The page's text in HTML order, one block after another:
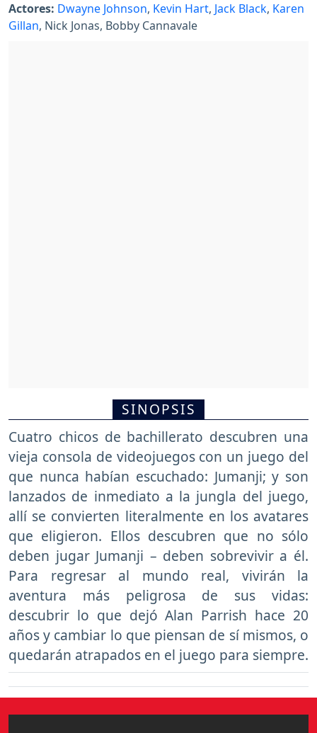
Actores: Dwayne Johnson, Kevin Hart, Jack Black, Karen
Gillan, Nick Jonas, Bobby Cannavale
SINOPSIS
Cuatro chicos de bachillerato descubren una
vieja consola de videojuegos con un juego del
que nunca habían escuchado: Jumanji; y son
lanzados de inmediato a la jungla del juego,
allí se convierten literalmente en los avatares
que eligieron. Ellos descubren que no sólo
deben jugar Jumanji – deben sobrevivir a él.
Para regresar al mundo real, vivirán la
aventura más peligrosa de sus vidas:
descubrir lo que dejó Alan Parrish hace 20
años y cambiar lo que piensan de sí mismos, o
quedarán atrapados en el juego para siempre.